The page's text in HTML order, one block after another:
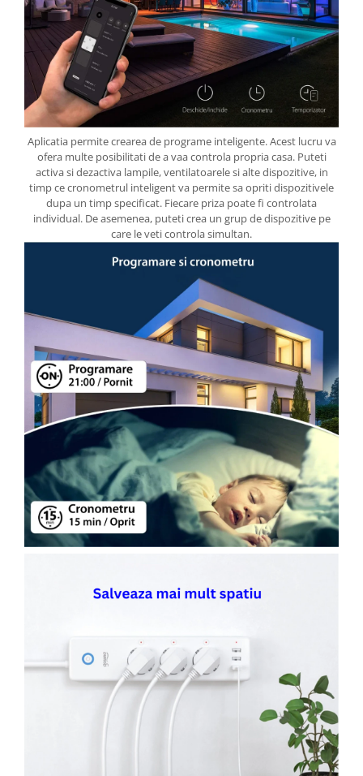
Aplicatia permite crearea de programe inteligente. Acest lucru va
ofera multe posibilitati de a vaa controla propria casa. Puteti
activa si dezactiva lampile, ventilatoarele si alte dispozitive, in
timp ce cronometrul inteligent va permite sa opriti dispozitivele
dupa un timp specificat. Fiecare priza poate fi controlata
individual. De asemenea, puteti crea un grup de dispozitive pe
care le veti controla simultan.